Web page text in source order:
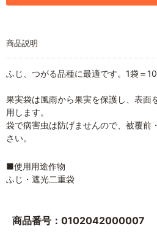
商品説明
ふじ、つがる品種に最適です。1袋＝
果実袋は風雨から果実を保護し、表面
用します。
袋で病害虫は防げませんので、被覆前
さい。
■使用用途作物
ふじ・遮光二重袋
商品番号：0102042000007